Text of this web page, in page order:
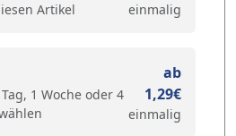
Artikel einmalig
1 Woche oder 4
ab
1,29€
einmalig